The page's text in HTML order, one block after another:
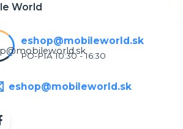
World
eshop@mobileworld.sk
PO-PIA 10:30 - 16:30
eshop@mobileworld.sk